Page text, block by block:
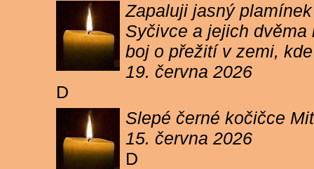
Zapaluji jasný
Syčivce a jejich
boj o přežití v zemi,
19. června 2026
D
Slepé černé kočičce
15. června 2026
D